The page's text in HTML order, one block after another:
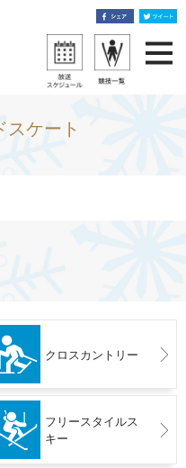
スケート
クロスカントリー
フリースタイルス
キー